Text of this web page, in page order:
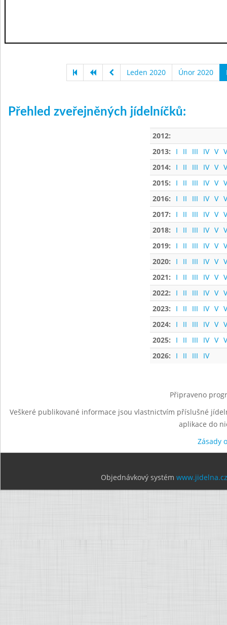
Leden 2020 Únor 2020
Přehled zveřejněných jídelníčků:
2012:
2013:
I II III IV V
2014:
I II III IV V
2015:
I II III IV V
2016:
I II III IV V
2017:
I II III IV V
2018:
I II III IV V
2019:
I II III IV V
2020:
I II III IV V
2021:
I II III IV V
2022:
I II III IV V
2023:
I II III IV V
2024:
I II III IV V
2025:
I II III IV V
2026:
I II III IV
Připraveno
Veškeré publikované informace jsou vlastnictvím příslušné
aplikace do
Zásady
Objednávkový systém www.jidelna.cz